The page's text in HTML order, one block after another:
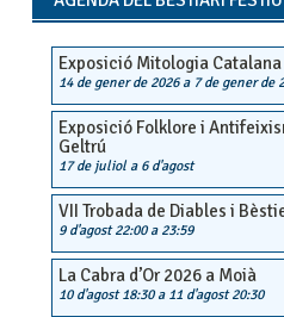
Exposició Mitologia
14 de gener de 2026a 7 de gener de
Exposició Folklore i
Geltrú
17 de juliola 6 d'agost
VII Trobada de Diables i
9 d'agost 22:00a 23:59
La Cabra d’Or 2026 a Moià
10 d'agost 18:30a 11 d'agost 20:30